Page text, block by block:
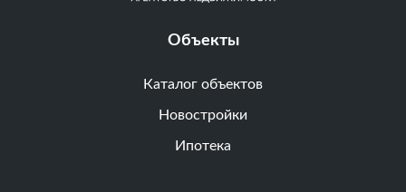
Объекты
Каталог объектов
Новостройки
Ипотека